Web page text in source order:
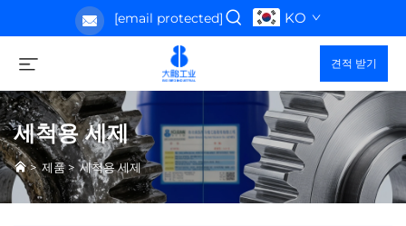
[email protected] KO
견적 받기
세척용 세제
>제품>세척용 세제